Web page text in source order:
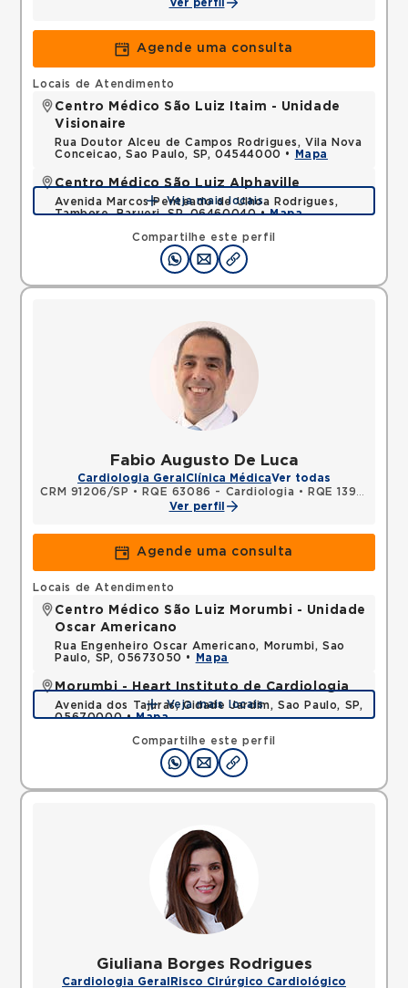
Ver perfil
Agende uma consulta
Compartilhe este perfil
Locais de Atendimento
Centro Médico São Luiz Itaim - Unidade
Visionaire
Rua Doutor Alceu de Campos Rodrigues, Vila Nova
Conceicao, Sao Paulo, SP, 04544000 •
Mapa
Centro Médico São Luiz Alphaville
Avenida Marcos Penteado de Ulhoa Rodrigues,
Tambore, Barueri, SP, 06460040 •Mapa
Veja mais locais
Fabio Augusto De Luca
Cardiologia Geral Clínica MédicaVer todas
CRM 91206/SP • RQE 63086 - Cardiologia •
RQE 139270 - Clínica médica
Ver perfil
Agende uma consulta
Compartilhe este perfil
Locais de Atendimento
Centro Médico São Luiz Morumbi - Unidade
Oscar Americano
Rua Engenheiro Oscar Americano, Morumbi, Sao
Paulo, SP, 05673050 •
Mapa
Morumbi - Heart Instituto de Cardiologia
Avenida dos Tajuras, Cidade Jardim, Sao Paulo, SP,
05670000 •Mapa
Veja mais locais
Giuliana Borges Rodrigues
Cardiologia Geral Risco Cirúrgico Cardiológico